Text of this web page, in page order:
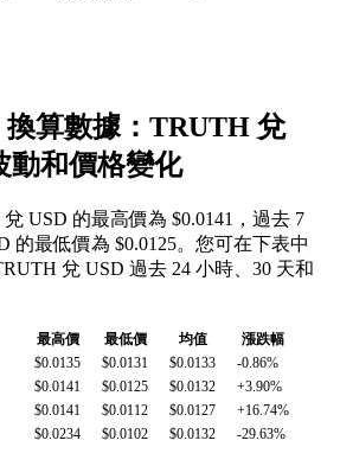
算數據：TRUTH 兌
動和價格變化
USD 的最高價為 $0.0141，過去 7
的最低價為 $0.0125。您可在下表中
兌 USD 過去 24 小時、30 天和
最高價 最低價 均值
漲跌幅
$0.0135 $0.0131 $0.0133
-0.86%
$0.0141 $0.0125 $0.0132
+3.90%
$0.0141 $0.0112 $0.0127
+16.74%
$0.0234 $0.0102 $0.0132 -29.63%